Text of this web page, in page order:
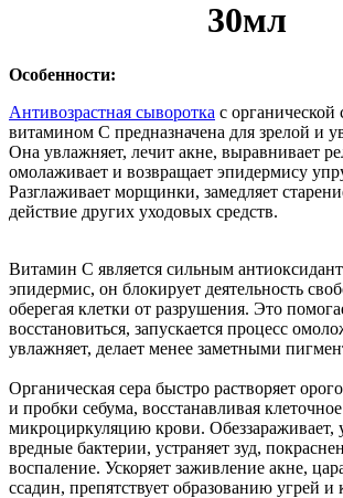
30мл
Особенности:
Антивозрастная сыворотка с органической
витамином С предназначена для зрелой и
Она увлажняет, лечит акне, выравнивает
омолаживает и возвращает эпидермису
Разглаживает морщинки, замедляет
действие других уходовых средств.
Витамин С является сильным
эпидермис, он блокирует деятельность
оберегая клетки от разрушения. Это
восстановиться, запускается процесс
увлажняет, делает менее заметными
Органическая сера быстро растворяет
и пробки себума, восстанавливая
микроциркуляцию крови. Обеззараживает,
вредные бактерии, устраняет зуд,
воспаление. Ускоряет заживление акне,
ссадин, препятствует образованию угрей и